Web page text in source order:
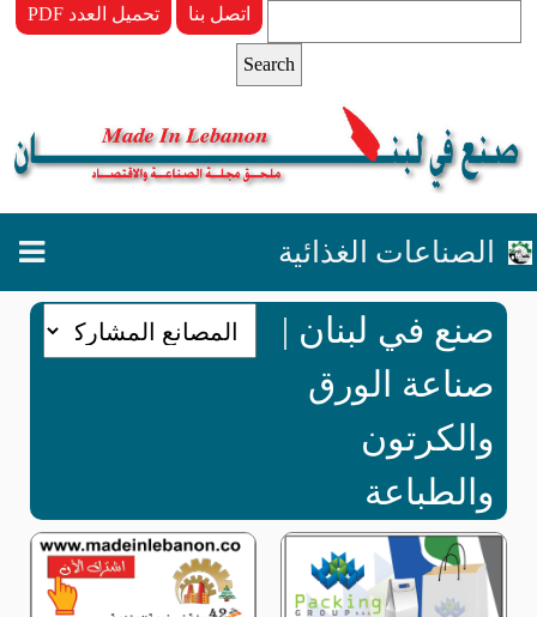
PDF تحميل العدد اتصل بنا
الصناعات الغذائية
صنع في لبنان |
صناعة الورق
والكرتون
والطباعة